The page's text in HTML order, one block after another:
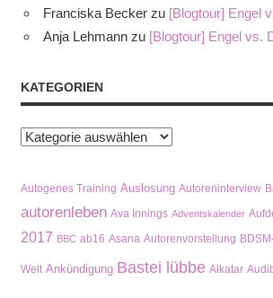
Franciska Becker zu [Blogtour] Engel
Anja Lehmann zu [Blogtour] Engel vs.
KATEGORIEN
Kategorien
Autogenes Training Auslosung Autoreninterview
autorenleben Ava Innings Adventskalender
2017 BBC ab16 Asana Autorenvorstellung
Welt Ankündigung Bastei lübbe Alkatar